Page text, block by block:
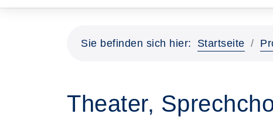
Sie befinden sich hier: Startseite
Theater,